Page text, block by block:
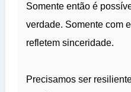
Somente então é
verdade. Somente com
refletem sinceridade.
Precisamos ser